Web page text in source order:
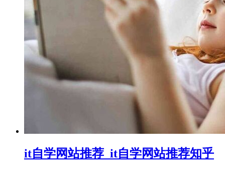
it自学网站推荐_it自学网站推荐知乎